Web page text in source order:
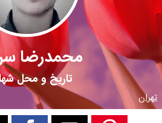
محمدرضا
تاریخ و محل
تهران